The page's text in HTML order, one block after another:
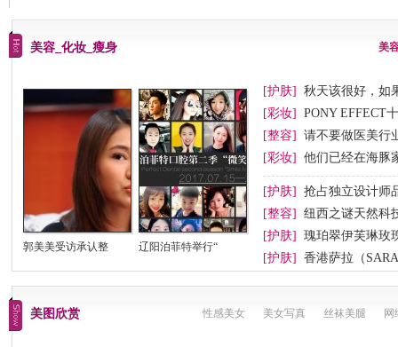
美容_化妆_瘦身 美
郭美美受访承认整 辽阳泊菲特举行“
[护肤]
秋天该很好，如
[彩妆]
PONY EFFECT
节妆
[整容]
请不要做医美行
[彩妆]
他们已经在海豚
[护肤]
抢占独立设计师
[整容]
纽西之谜天然科
[护肤]
瑰珀翠伊芙琳玫
[护肤]
香港萨拉（
美图欣赏 性感美女 美女写真 丝袜美腿 网